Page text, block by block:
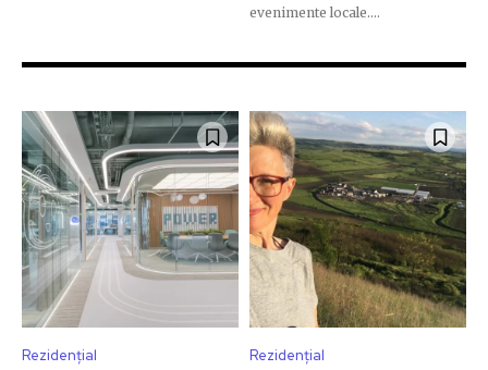
Join our community of
SUBSCRIBERS and be part of the
conversation.
To subscribe, simply enter your email address on our website
or click the subscribe button below. Don't worry, we respect
your privacy and won't spam your inbox. Your information is
safe with us.
evenimente locale....
Rezidențial Rezidențial